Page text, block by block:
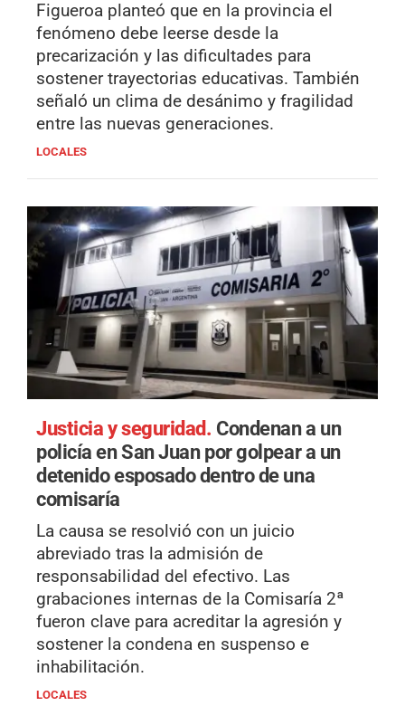
Figueroa planteó que en la provincia el
fenómeno debe leerse desde la
precarización y las dificultades para
sostener trayectorias educativas. También
señaló un clima de desánimo y fragilidad
entre las nuevas generaciones.
LOCALES
Justicia y seguridad. Condenan a un
policía en San Juan por golpear a un
detenido esposado dentro de una
comisaría
La causa se resolvió con un juicio
abreviado tras la admisión de
responsabilidad del efectivo. Las
grabaciones internas de la Comisaría 2ª
fueron clave para acreditar la agresión y
sostener la condena en suspenso e
inhabilitación.
LOCALES